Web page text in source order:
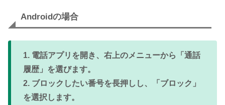
Androidの場合
1. 電話アプリを開き、右上のメニューから「通話
履歴」を選びます。
2. ブロックしたい番号を長押しし、「ブロック」
を選択します。